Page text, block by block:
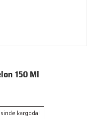
150 Ml
kargoda!